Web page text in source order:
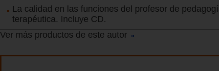
La calidad en las funciones del profesor de
terapéutica. Incluye CD.
Ver más productos de este autor